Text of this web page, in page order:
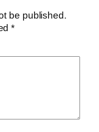
be published.
*